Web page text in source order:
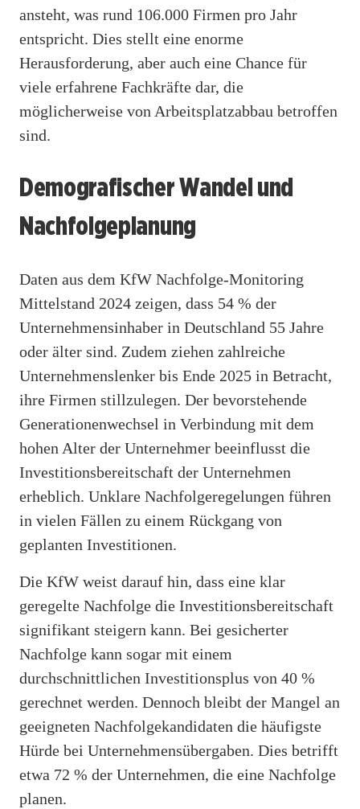
ansteht, was rund 106.000 Firmen pro Jahr
entspricht. Dies stellt eine enorme
Herausforderung, aber auch eine Chance für
viele erfahrene Fachkräfte dar, die
möglicherweise von Arbeitsplatzabbau betroffen
sind.
Demografischer Wandel und
Nachfolgeplanung
Daten aus dem KfW Nachfolge-Monitoring
Mittelstand 2024 zeigen, dass 54 % der
Unternehmensinhaber in Deutschland 55 Jahre
oder älter sind. Zudem ziehen zahlreiche
Unternehmenslenker bis Ende 2025 in Betracht,
ihre Firmen stillzulegen. Der bevorstehende
Generationenwechsel in Verbindung mit dem
hohen Alter der Unternehmer beeinflusst die
Investitionsbereitschaft der Unternehmen
erheblich. Unklare Nachfolgeregelungen führen
in vielen Fällen zu einem Rückgang von
geplanten Investitionen.
Die KfW weist darauf hin, dass eine klar
geregelte Nachfolge die Investitionsbereitschaft
signifikant steigern kann. Bei gesicherter
Nachfolge kann sogar mit einem
durchschnittlichen Investitionsplus von 40 %
gerechnet werden. Dennoch bleibt der Mangel an
geeigneten Nachfolge­kandidaten die häufigste
Hürde bei Unternehmensübergaben. Dies betrifft
etwa 72 % der Unternehmen, die eine Nachfolge
planen.